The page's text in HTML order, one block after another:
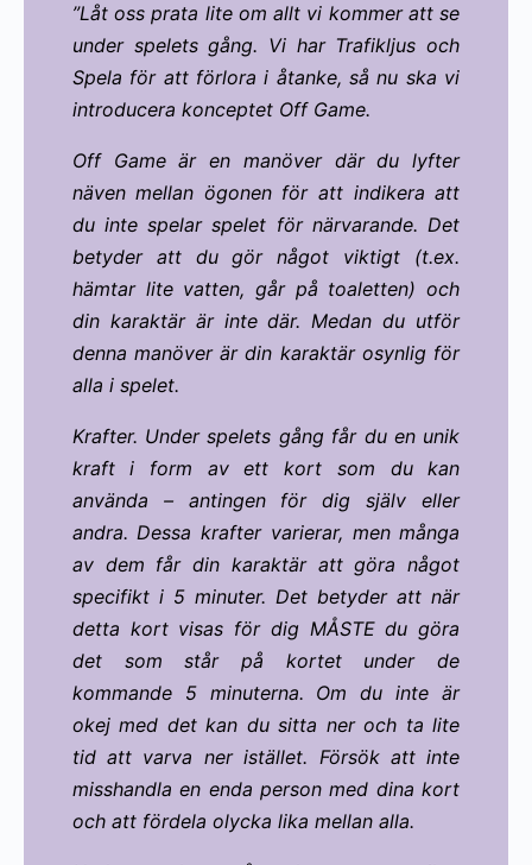
”Låt oss prata lite om allt vi kommer att se
under spelets gång. Vi har Trafikljus och
Spela för att förlora i åtanke, så nu ska vi
introducera konceptet Off Game.
Off Game är en manöver där du lyfter
näven mellan ögonen för att indikera att
du inte spelar spelet för närvarande. Det
betyder att du gör något viktigt (t.ex.
hämtar lite vatten, går på toaletten) och
din karaktär är inte där. Medan du utför
denna manöver är din karaktär osynlig för
alla i spelet.
Krafter. Under spelets gång får du en unik
kraft i form av ett kort som du kan
använda – antingen för dig själv eller
andra. Dessa krafter varierar, men många
av dem får din karaktär att göra något
specifikt i 5 minuter. Det betyder att när
detta kort visas för dig MÅSTE du göra
det som står på kortet under de
kommande 5 minuterna. Om du inte är
okej med det kan du sitta ner och ta lite
tid att varva ner istället. Försök att inte
misshandla en enda person med dina kort
och att fördela olycka lika mellan alla.